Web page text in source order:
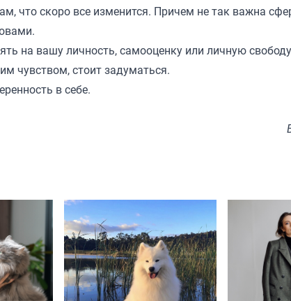
что скоро все изменится. Причем не так важна
на вашу личность, самооценку или личную
чувством, стоит задуматься.
в себе.